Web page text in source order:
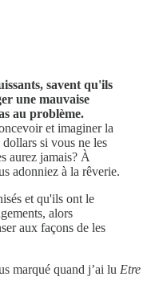
savent qu'ils
une mauvaise
au problème.
et imaginer la
si vous ne les
aurez jamais? À
adonniez à la rêverie.
et qu'ils ont le
alors
aux façons de les
marqué quand j’ai lu Etre